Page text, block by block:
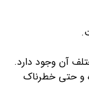
آن وجود دارد.
و حتی خطرناک